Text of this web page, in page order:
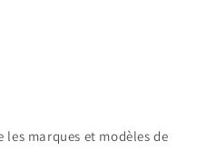
les marques et modèles de